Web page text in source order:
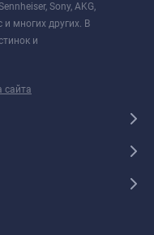
Sony, AKG,
и многих других. В
и
сайта